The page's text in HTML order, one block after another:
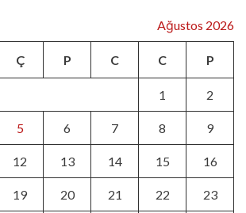
Ağustos 2026
Ç P C C P
1 2
5 6 7 8 9
12 13 14 15 16
19 20 21 22 23